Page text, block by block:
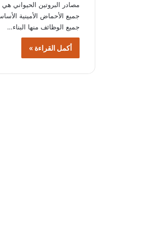
مصادر البروتين الحيواني
جميع الأحماض الأمينية
جميع الوظائف منها البناء…
أكمل القراءة »